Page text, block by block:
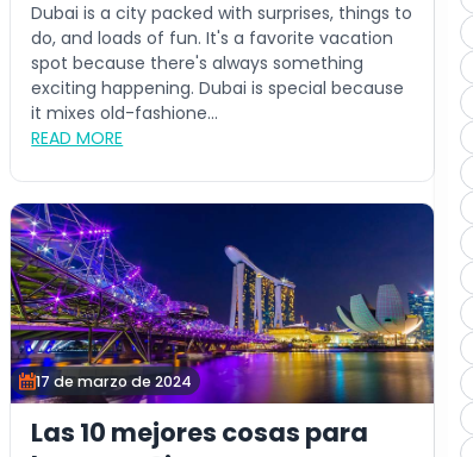
Dubai is a city packed with surprises, things to
do, and loads of fun. It's a favorite vacation
spot because there's always something
exciting happening. Dubai is special because
it mixes old-fashione...
READ MORE
17 de marzo de 2024
Las 10 mejores cosas para